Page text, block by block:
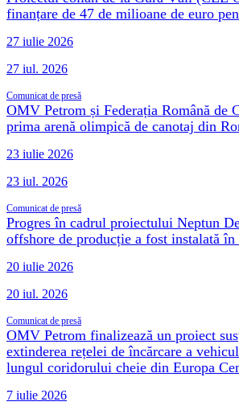
finanțare de 47 de milioane de euro
27 iulie 2026
27 iul. 2026
Comunicat de presă
OMV Petrom și Federația Română de
prima arenă olimpică de canotaj din
23 iulie 2026
23 iul. 2026
Comunicat de presă
Progres în cadrul proiectului Neptun
offshore de producție a fost instalată în
20 iulie 2026
20 iul. 2026
Comunicat de presă
OMV Petrom finalizează un proiect
extinderea rețelei de încărcare a
lungul coridorului cheie din Europa
7 iulie 2026